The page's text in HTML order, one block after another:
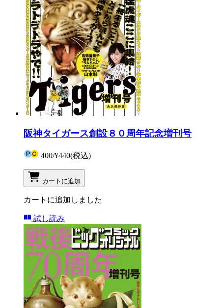
阪神タイガース創設８０周年記念増刊号
400/¥440(税込)
カートに追加
カートに追加しました
試し読み